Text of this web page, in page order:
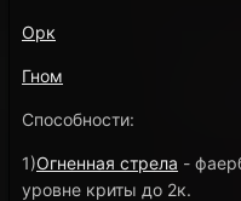
Орк
Гном
Способности:
1)Огненная стрела -
уровне криты до 2к.